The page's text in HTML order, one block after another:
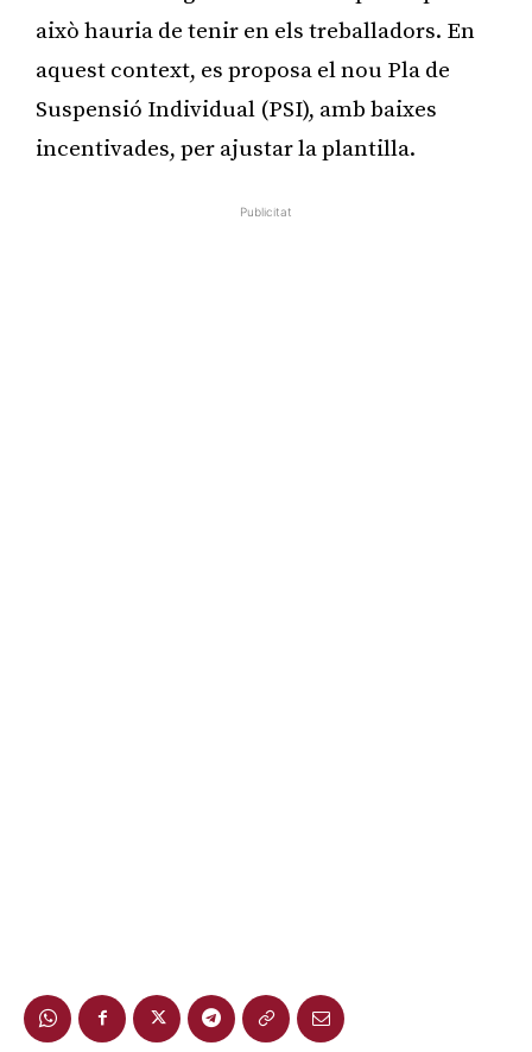
això hauria de tenir en els treballadors. En
aquest context, es proposa el nou Pla de
Suspensió Individual (PSI), amb baixes
incentivades, per ajustar la plantilla.
Publicitat